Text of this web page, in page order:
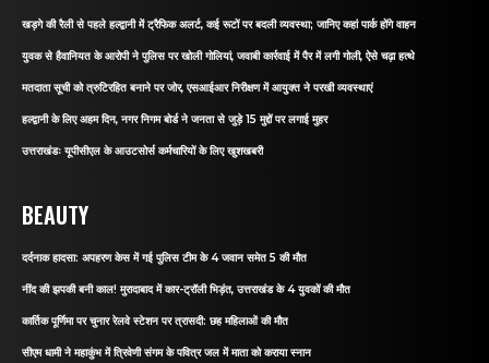
खड़गे की रैली से पहले हल्द्वानी में ट्रैफिक अलर्ट, कई रूटों पर बदली व्यवस्था; जानिए कहां पार्क होंगे वाहन
युवक से हैवानियत के आरोपी ने पुलिस पर खोली गोलियां, जवाबी कार्रवाई में पैर में लगी गोली, ऐसे चढ़ा हत्थे
मतदाता सूची को त्रुटिरहित बनाने पर जोर, एसआईआर निरीक्षण में आयुक्त ने परखी व्यवस्थाएं
हल्द्वानी के लिए अहम दिन, नगर निगम बोर्ड ने जनता से जुड़े 15 मुद्दों पर लगाई मुहर
उत्तराखंडः यूपीसीएल के आउटसोर्स कर्मचारियों के लिए खुशखबरी
BEAUTY
दर्दनाक हादसा: अपहरण केस में गई पुलिस टीम के 4 जवान समेत 5 की मौत
नींद की झपकी बनी काल! मुरादाबाद में कार-ट्रॉली भिड़ंत, उत्तराखंड के 4 युवकों की मौत
कार्तिक पूर्णिमा पर चुनार रेलवे स्टेशन पर त्रासदी: छह महिलाओं की मौत
सीएम धामी ने महाकुंभ में त्रिवेणी संगम के पवित्र जल में माता को कराया स्नान